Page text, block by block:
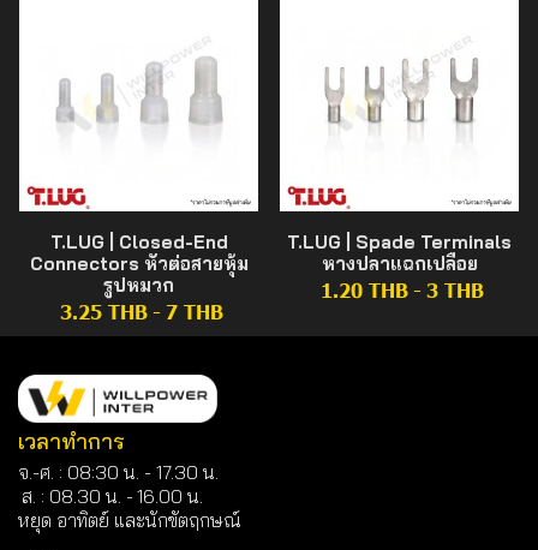
T.LUG | Closed-End
Connectors หัวต่อสายหุ้ม
รูปหมวก
3.25 THB - 7 THB
T.LUG | Spade Terminals
หางปลาแฉกเปลือย
1.20 THB - 3 THB
เวลาทำการ
จ.-ศ. : 08:30 น. - 17.30 น.
ส. : 08.30 น. -16.00 น.
หยุด อาทิตย์ และนักขัตฤกษณ์